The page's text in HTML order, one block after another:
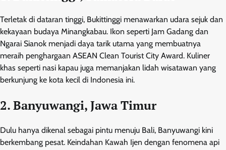
Terletak di dataran tinggi, Bukittinggi menawarkan udara sejuk dan
kekayaan budaya Minangkabau. Ikon seperti Jam Gadang dan
Ngarai Sianok menjadi daya tarik utama yang membuatnya
meraih penghargaan ASEAN Clean Tourist City Award. Kuliner
khas seperti nasi kapau juga memanjakan lidah wisatawan yang
berkunjung ke kota kecil di Indonesia ini.
2. Banyuwangi, Jawa Timur
Dulu hanya dikenal sebagai pintu menuju Bali, Banyuwangi kini
berkembang pesat. Keindahan Kawah Ijen dengan fenomena api